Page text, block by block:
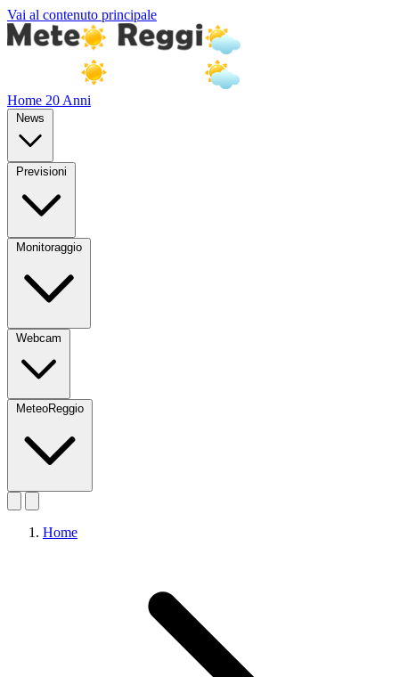
Vai al contenuto principale
Home 20 Anni
News
Previsioni
Monitoraggio
Webcam
MeteoReggio
Home